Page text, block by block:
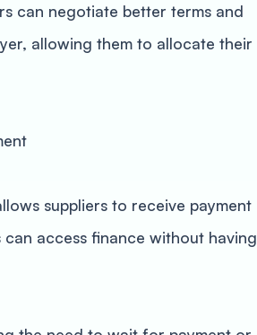
can negotiate better terms and
allowing them to allocate their
suppliers to receive payment
access finance without